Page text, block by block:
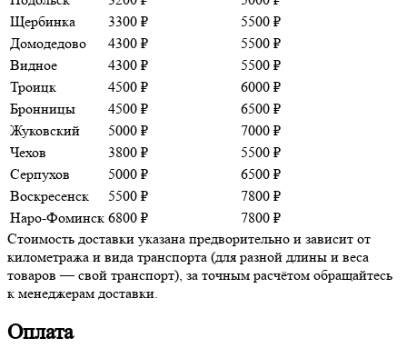
Щербинка
3300 ₽
5500 ₽
Домодедово
4300 ₽
5500 ₽
Видное
4300 ₽
5500 ₽
Троицк
4500 ₽
6000 ₽
Бронницы
4500 ₽
6500 ₽
Жуковский
5000 ₽
7000 ₽
Чехов
3800 ₽
5500 ₽
Серпухов
5000 ₽
6500 ₽
Воскресенск
5500 ₽
7800 ₽
Наро-Фоминск 6800 ₽
7800 ₽
Стоимость доставки указана предворительно и зависит от
километража и вида транспорта (для разной длины и веса
товаров — свой транспорт), за точным расчётом обращайтесь
к менеджерам доставки.
Оплата